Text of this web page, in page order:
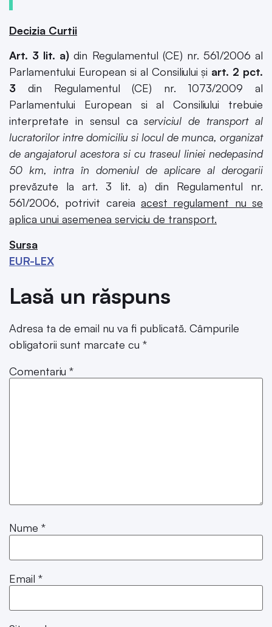
Decizia Curtii
Art. 3 lit. a) din Regulamentul (CE) nr. 561/2006 al
Parlamentului European si al Consiliului și art. 2 pct.
3 din Regulamentul (CE) nr. 1073/2009 al
Parlamentului European si al Consiliului trebuie
interpretate in sensul caserviciul de transport al
lucratorilor intre domiciliu si locul de munca, organizat
de angajatorul acestora si cu traseul liniei nedepasind
50 km, intra în domeniul de aplicare al derogarii
prevăzute la art. 3 lit. a) din Regulamentul nr.
561/2006, potrivit careia acest regulament nu se
aplica unui asemenea serviciu de transport.
Sursa
EUR-LEX
Lasă un răspuns
Adresa ta de email nu va fi publicată. Câmpurile
obligatorii sunt marcate cu *
Comentariu *
Nume *
Email *